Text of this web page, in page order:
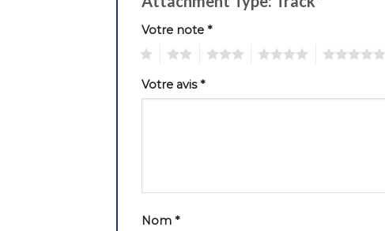
Votre note *
Votre avis*
Nom *